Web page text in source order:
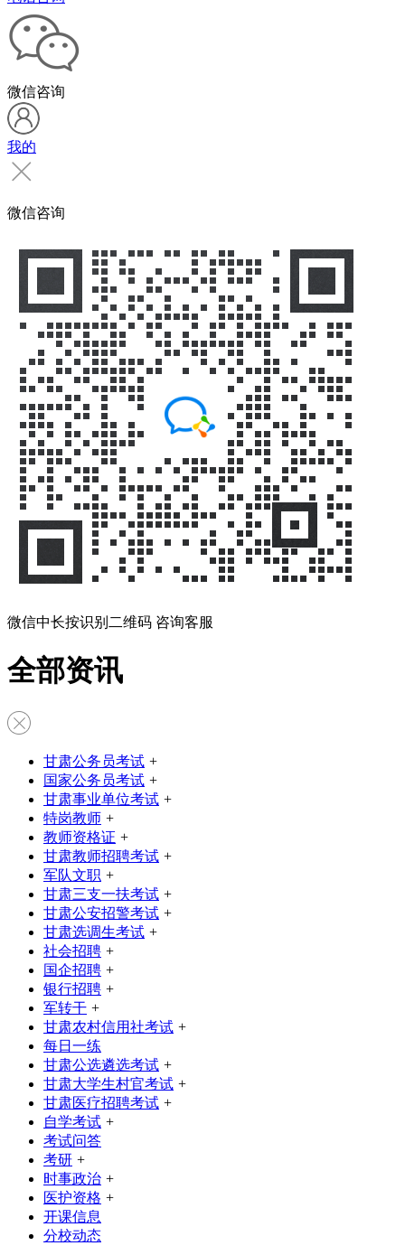
微信咨询
我的
微信咨询
微信中长按识别二维码 咨询客服
全部资讯
甘肃公务员考试 +
国家公务员考试 +
甘肃事业单位考试 +
特岗教师 +
教师资格证 +
甘肃教师招聘考试 +
军队文职 +
甘肃三支一扶考试 +
甘肃公安招警考试 +
甘肃选调生考试 +
社会招聘 +
国企招聘 +
银行招聘 +
军转干 +
甘肃农村信用社考试 +
每日一练
甘肃公选遴选考试 +
甘肃大学生村官考试 +
甘肃医疗招聘考试 +
自学考试 +
考试问答
考研 +
时事政治 +
医护资格 +
开课信息
分校动态